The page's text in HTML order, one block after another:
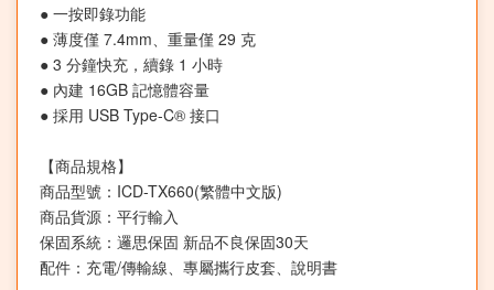
● 一按即錄功能
● 薄度僅 7.4mm、重量僅 29 克
● 3 分鐘快充，續錄 1 小時
● 內建 16GB 記憶體容量
● 採用 USB Type-C® 接口
【商品規格】
商品型號：ICD-TX660(繁體中文版)
商品貨源：平行輸入
保固系統：邏思保固 新品不良保固30天
配件：充電/傳輸線、專屬攜行皮套、說明書